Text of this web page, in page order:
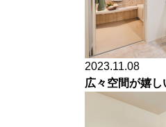
2023.11.08
広々空間が嬉し